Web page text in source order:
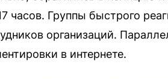
часов. Группы быстрого
организаций.
в интернете.